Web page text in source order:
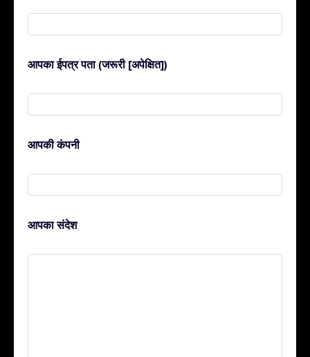
आपका ईपत्र पता (जरूरी [अपेक्षित])
आपकी कंपनी
आपका संदेश